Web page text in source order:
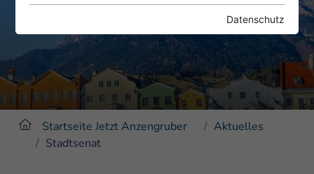
Startseite Jetzt Anzengruber
Aktuelles
Stadtsenat
Datenschutz